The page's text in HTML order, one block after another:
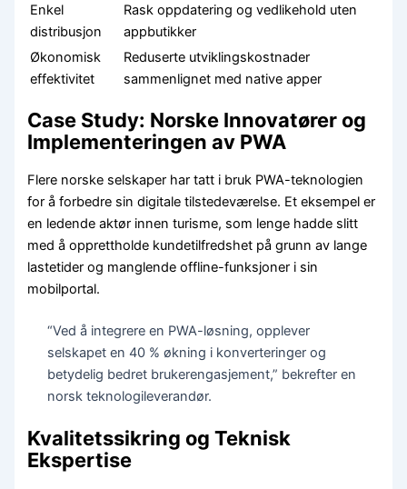
Enkel
distribusjon
Rask oppdatering og vedlikehold uten
appbutikker
Økonomisk
effektivitet
Reduserte utviklingskostnader
sammenlignet med native apper
Case Study: Norske Innovatører og
Implementeringen av PWA
Flere norske selskaper har tatt i bruk PWA-teknologien
for å forbedre sin digitale tilstedeværelse. Et eksempel er
en ledende aktør innen turisme, som lenge hadde slitt
med å opprettholde kundetilfredshet på grunn av lange
lastetider og manglende offline-funksjoner i sin
mobilportal.
“Ved å integrere en PWA-løsning, opplever
selskapet en 40 % økning i konverteringer og
betydelig bedret brukerengasjement,” bekrefter en
norsk teknologileverandør.
Kvalitetssikring og Teknisk
Ekspertise